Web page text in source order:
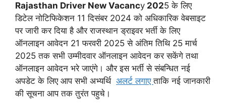
Rajasthan Driver New Vacancy 2025 के लिए
डिटेल नोटिफिकेशन 11 दिसंबर 2024 को अधिकारिक वेबसाइट
पर जारी कर दिया है और राजस्थान ड्राइवर भर्ती के लिए
ऑनलाइन आवेदन 21 फरवरी 2025 से अंतिम तिथि 25 मार्च
2025 तक सभी उम्मीदवार ऑनलाइन आवेदन कर सकेंगे तथा
ऑनलाइन आवेदन भरे जाएंगे। और इस भर्ती से संबन्धित नई
अपडेट के लिए आप सभी अभ्यर्थि अलर्ट लगाएताकि नई जानकारी
की सूचना आप तक तुरंत पहुचे।